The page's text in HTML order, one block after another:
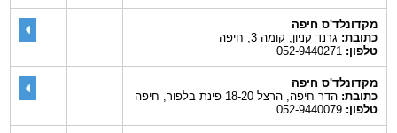
מקדונלד'ס חיפה
כתובת:גרנד קניון, קומה 3, חיפה
טלפון:052-9440271
מקדונלד'ס חיפה
כתובת:הדר חיפה, הרצל 18-20 פינת בלפור, חיפה
טלפון:052-9440079